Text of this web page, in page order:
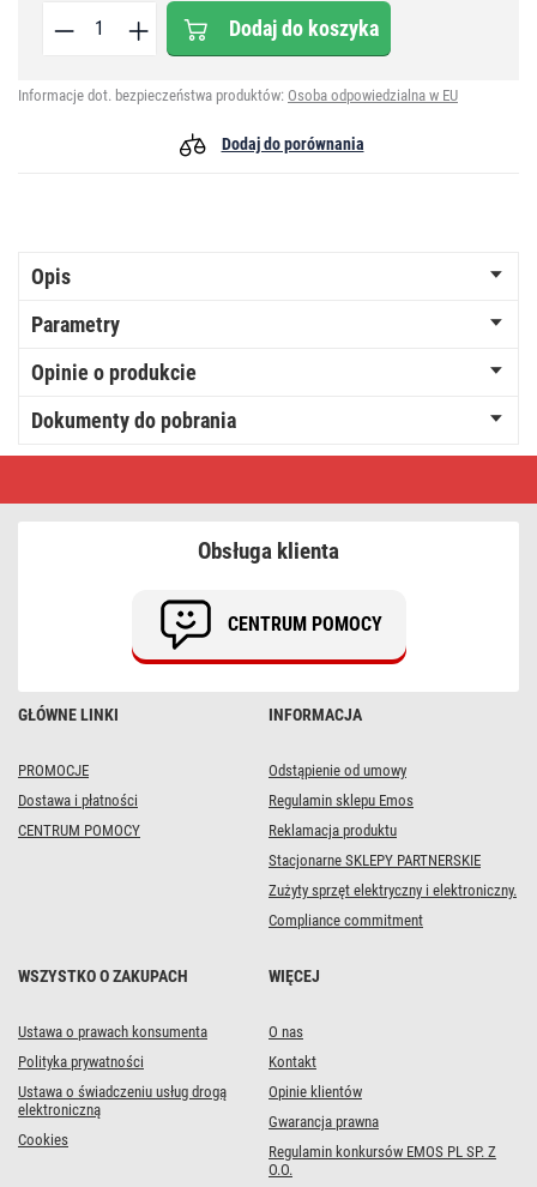
Dodaj do koszyka
Informacje dot. bezpieczeństwa produktów: Osoba odpowiedzialna w EU
Dodaj do porównania
Opis
Parametry
Opinie o produkcie
Dokumenty do pobrania
GŁÓWNE LINKI
PROMOCJE
Dostawa i płatności
CENTRUM POMOCY
INFORMACJA
Odstąpienie od umowy
Regulamin sklepu Emos
Reklamacja produktu
Stacjonarne SKLEPY PARTNERSKIE
Zużyty sprzęt elektryczny i elektroniczny.
Compliance commitment
WSZYSTKO O ZAKUPACH
Ustawa o prawach konsumenta
Polityka prywatności
Ustawa o świadczeniu usług drogą
elektroniczną
Cookies
WIĘCEJ
O nas
Kontakt
Opinie klientów
Gwarancja prawna
Regulamin konkursów EMOS PL SP. Z
O.O.
Obsługa klienta
CENTRUM POMOCY